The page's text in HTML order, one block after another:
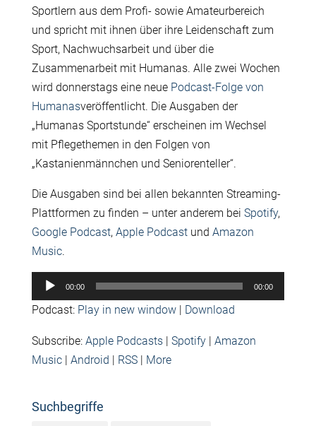
Sportlern aus dem Profi- sowie Amateurbereich
und spricht mit ihnen über ihre Leidenschaft zum
Sport, Nachwuchsarbeit und über die
Zusammenarbeit mit Humanas. Alle zwei Wochen
wird donnerstags eine neue Podcast-Folge von
Humanasveröffentlicht. Die Ausgaben der
„Humanas Sportstunde“ erscheinen im Wechsel
mit Pflegethemen in den Folgen von
„Kastanienmännchen und Seniorenteller“.
Die Ausgaben sind bei allen bekannten Streaming-
Plattformen zu finden – unter anderem bei Spotify,
Google Podcast, Apple Podcastund Amazon
Music.
Audio-
Player
00:00 00:00
Podcast: Play in new window| Download
Subscribe: Apple Podcasts| Spotify| Amazon
Music| Android RSS| More
Suchbegriffe